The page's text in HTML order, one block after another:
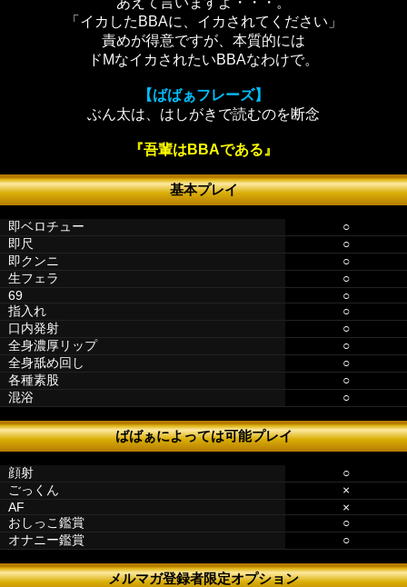
「イカしたBBAに、イカされてください」
責めが得意ですが、本質的には
ドМなイカされたいBBAなわけで。
【ばばぁフレーズ】
ぶん太は、はしがきで読むのを断念
『吾輩はBBAである』
基本プレイ
即ベロチュー
○
即尺
○
即クンニ
○
生フェラ
○
69
○
指入れ
○
口内発射
○
全身濃厚リップ
○
全身舐め回し
○
各種素股
○
混浴
○
ばばぁによっては可能プレイ
顔射
○
ごっくん
×
AF
×
おしっこ鑑賞
○
オナニー鑑賞
○
メルマガ登録者限定オプション